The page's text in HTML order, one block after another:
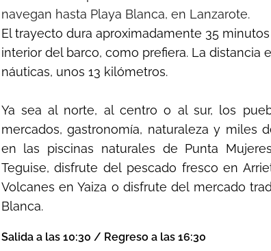
navegan hasta Playa Blanca, en Lanzarote.
El trayecto dura aproximadamente 35
interior del barco, como prefiera. La distancia
náuticas, unos 13 kilómetros.
Ya sea al norte, al centro o al sur, los
mercados, gastronomía, naturaleza y miles
en las piscinas naturales de Punta
Teguise, disfrute del pescado fresco en
Volcanes en Yaiza o disfrute del mercado
Blanca.
Salida a las 10:30 / Regreso a las 16:30